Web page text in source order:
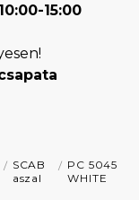
15:00
SCAB
aszal
PC 5045
WHITE